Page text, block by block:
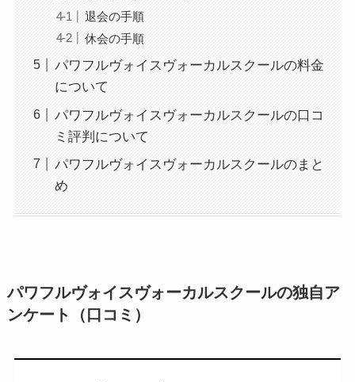
退会の手順
休会の手順
パワフルヴォイスヴォーカルスクールの料金
について
パワフルヴォイスヴォーカルスクールの口コ
ミ評判について
パワフルヴォイスヴォーカルスクールのまと
め
パワフルヴォイスヴォーカルスクールの独自ア
ンケート（口コミ）